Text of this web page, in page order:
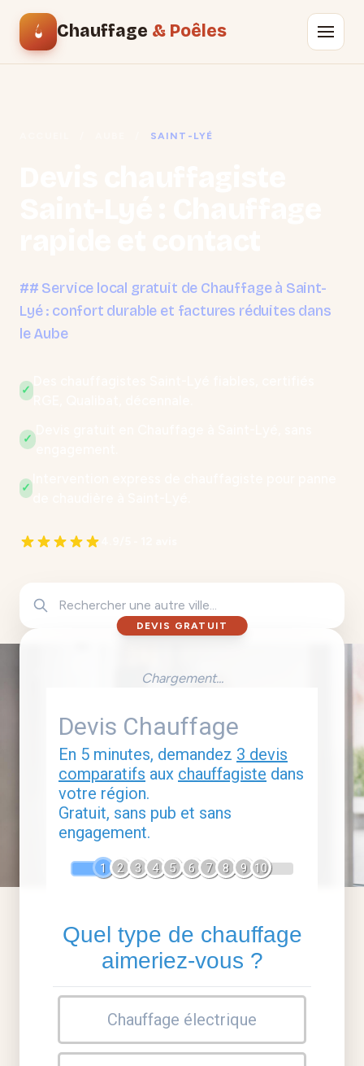
Chauffage & Poêles
SAINT-LYÉ
## Service local gratuit de Chauffage à Saint-
Lyé : confort durable et factures réduites dans
le Aube
✓
RGE, Qualibat, décennale.
✓
✓
DEVIS GRATUIT
Chargement...
Devis Chauffage
En 5 minutes, demandez 3 devis
comparatifs aux chauffagiste dans
votre région.
Gratuit, sans pub et sans
engagement.
1 2 3 4 5 6 7 8 9 10
Quel type de chauffage
aimeriez-vous ?
Chauffage électrique